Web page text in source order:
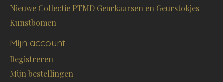
Nieuwe Collectie PTMD Geurkaarsen en Geurstokjes
Kunstbomen
Mijn account
Registreren
Mijn bestellingen